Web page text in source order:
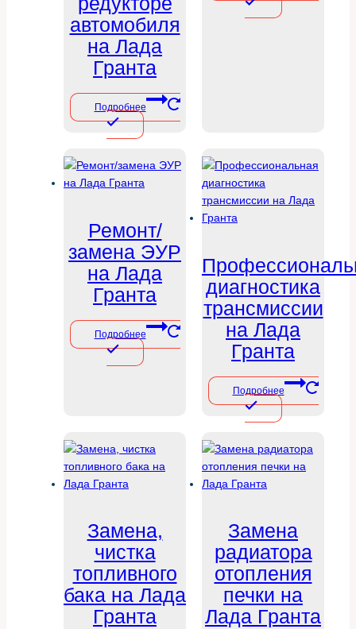
автомобиля
на Лада
Гранта
Подробнее
Ремонт/
замена ЭУР
на Лада
Гранта
Подробнее
диагностика
трансмиссии
на Лада
Гранта
Подробнее
Замена,
чистка
топливного
бака на Лада
Гранта
Замена
радиатора
отопления
печки на
Лада Гранта